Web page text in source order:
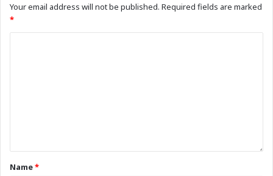
Your email address will not be published. Required fields are marked
*
Name*